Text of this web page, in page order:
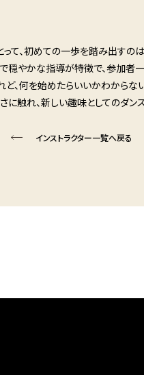
、初めての一歩を踏み出すの
穏やかな指導が特徴で、参加
、何を始めたらいいかわから
に触れ、新しい趣味としてのダ
インストラクター一覧へ戻る